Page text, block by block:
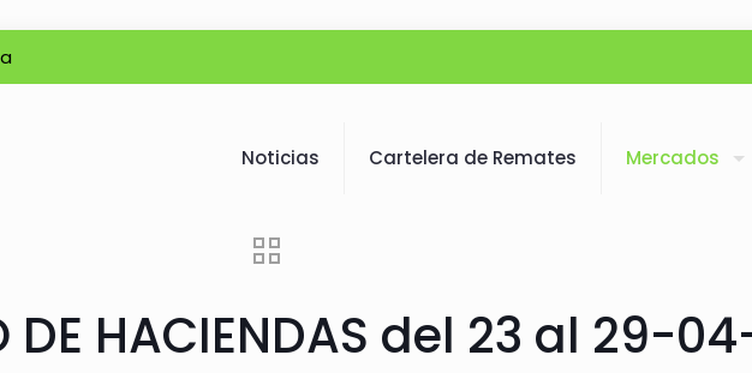
Noticias Cartelera de Remates Mercados
DE HACIENDAS del 23 al 29-